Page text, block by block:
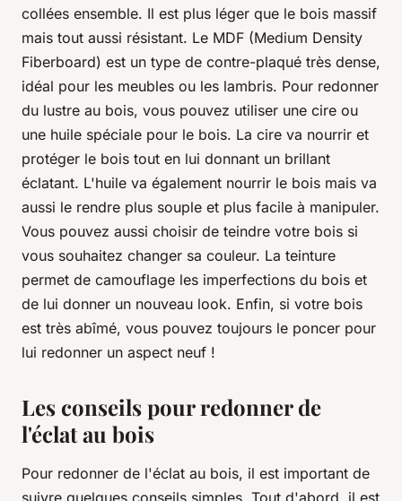
collées ensemble. Il est plus léger que le bois massif
mais tout aussi résistant. Le MDF (Medium Density
Fiberboard) est un type de contre-plaqué très dense,
idéal pour les meubles ou les lambris. Pour redonner
du lustre au bois, vous pouvez utiliser une cire ou
une huile spéciale pour le bois. La cire va nourrir et
protéger le bois tout en lui donnant un brillant
éclatant. L'huile va également nourrir le bois mais va
aussi le rendre plus souple et plus facile à manipuler.
Vous pouvez aussi choisir de teindre votre bois si
vous souhaitez changer sa couleur. La teinture
permet de camouflage les imperfections du bois et
de lui donner un nouveau look. Enfin, si votre bois
est très abîmé, vous pouvez toujours le poncer pour
lui redonner un aspect neuf !
Les conseils pour redonner de
l'éclat au bois
Pour redonner de l'éclat au bois, il est important de